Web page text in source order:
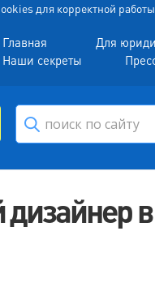
для корректной
Главная Для
Наши секреты